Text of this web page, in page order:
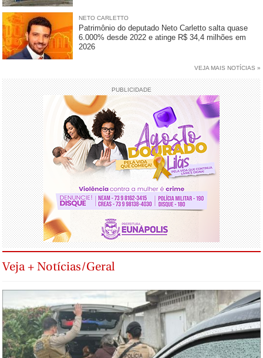
NETO CARLETTO
Patrimônio do deputado Neto Carletto salta quase
6.000% desde 2022 e atinge R$ 34,4 milhões em
2026
VEJA MAIS NOTÍCIAS »
PUBLICIDADE
Veja + Notícias/Geral